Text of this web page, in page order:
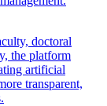
doctoral
the platform
artificial
transparent,